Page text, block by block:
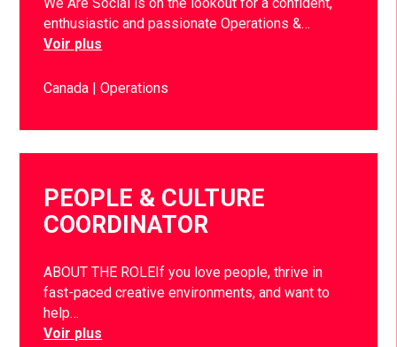
We Are Social is on the lookout for a confident,
enthusiastic and passionate Operations &…
Voir plus
Canada Operations
PEOPLE & CULTURE
COORDINATOR
ABOUT THE ROLEIf you love people, thrive in
fast-paced creative environments, and want to
help…
Voir plus